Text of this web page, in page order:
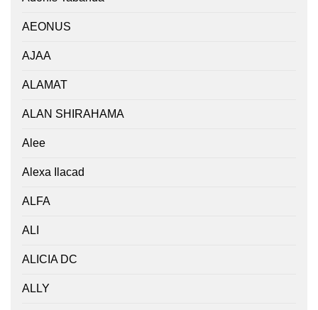
AEONUS
AJAA
ALAMAT
ALAN SHIRAHAMA
Alee
Alexa Ilacad
ALFA
ALI
ALICIA DC
ALLY